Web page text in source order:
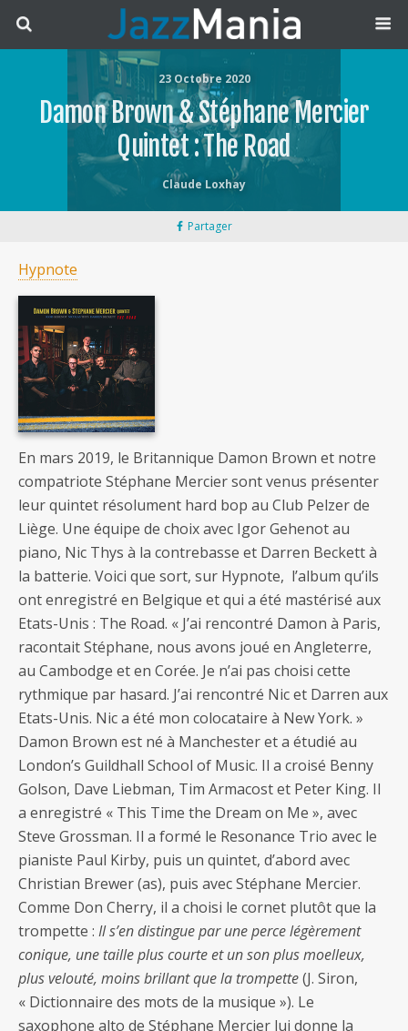
23 Octobre 2020
Damon Brown & Stéphane Mercier
Quintet : The Road
Claude Loxhay
Partager
Hypnote
En mars 2019, le Britannique Damon Brown et notre
compatriote Stéphane Mercier sont venus présenter
leur quintet résolument hard bop au Club Pelzer de
Liège. Une équipe de choix avec Igor Gehenot au
piano, Nic Thys à la contrebasse et Darren Beckett à
la batterie. Voici que sort, sur Hypnote, l’album qu’ils
ont enregistré en Belgique et qui a été mastérisé aux
Etats-Unis : The Road. « J’ai rencontré Damon à Paris,
racontait Stéphane, nous avons joué en Angleterre,
au Cambodge et en Corée. Je n’ai pas choisi cette
rythmique par hasard. J’ai rencontré Nic et Darren aux
Etats-Unis. Nic a été mon colocataire à New York. »
Damon Brown est né à Manchester et a étudié au
London’s Guildhall School of Music. Il a croisé Benny
Golson, Dave Liebman, Tim Armacost et Peter King. Il
a enregistré « This Time the Dream on Me », avec
Steve Grossman. Il a formé le Resonance Trio avec le
pianiste Paul Kirby, puis un quintet, d’abord avec
Christian Brewer (as), puis avec Stéphane Mercier.
Comme Don Cherry, il a choisi le cornet plutôt que la
trompette : Il s’en distingue par une perce légèrement
conique, une taille plus courte et un son plus moelleux,
plus velouté, moins brillant que la trompette(J. Siron,
« Dictionnaire des mots de la musique »). Le
saxophone alto de Stéphane Mercier lui donne la